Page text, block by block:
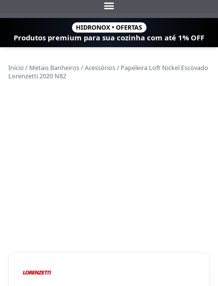
HIDRONOX • OFERTAS
Produtos premium para sua cozinha com até 1% OFF
Início / Metais Banheiros/Acessórios/ Papeleira Loft Nickel Escovado
Lorenzetti 2020 N82